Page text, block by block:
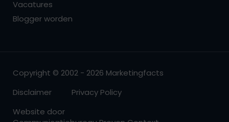
Vacatures
Blogger worden
Copyright © 2002 - 2026 Marketingfacts
Disclaimer
Privacy Policy
Website door